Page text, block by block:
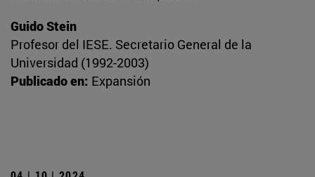
Guido Stein
Profesor del IESE. Secretario General de la
Universidad (1992-2003)
Publicado en: Expansión